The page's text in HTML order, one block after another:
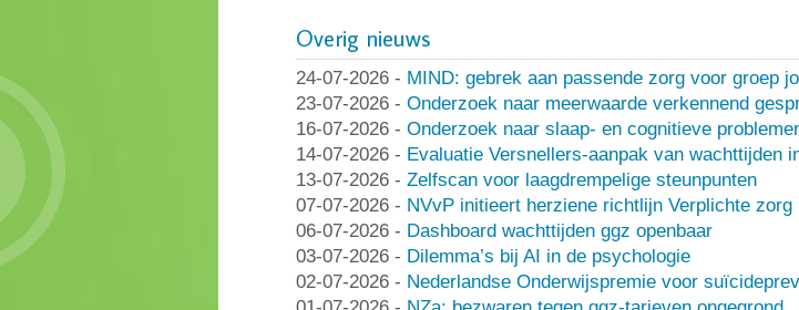
Overig nieuws
24-07-2026 - MIND: gebrek aan passende zorg voor groep
23-07-2026 - Onderzoek naar meerwaarde verkennend
16-07-2026 - Onderzoek naar slaap- en cognitieve
14-07-2026 - Evaluatie Versnellers-aanpak van wachttijden
13-07-2026 - Zelfscan voor laagdrempelige steunpunten
07-07-2026 - NVvP initieert herziene richtlijn Verplichte zorg
06-07-2026 - Dashboard wachttijden ggz openbaar
03-07-2026 - Dilemma’s bij AI in de psychologie
02-07-2026 - Nederlandse Onderwijspremie voor